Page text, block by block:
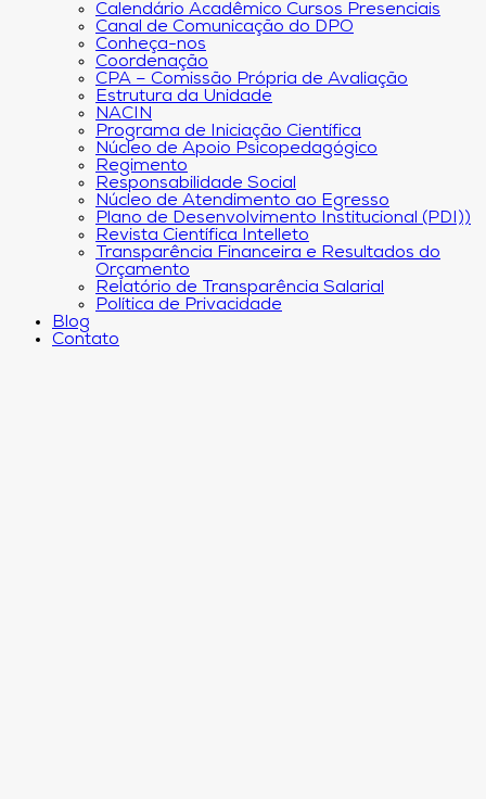
Calendário Acadêmico Cursos Presenciais
Canal de Comunicação do DPO
Conheça-nos
Coordenação
CPA – Comissão Própria de Avaliação
Estrutura da Unidade
NACIN
Programa de Iniciação Científica
Núcleo de Apoio Psicopedagógico
Regimento
Responsabilidade Social
Núcleo de Atendimento ao Egresso
Plano de Desenvolvimento Institucional (PDI))
Revista Científica Intelleto
Transparência Financeira e Resultados do
Orçamento
Relatório de Transparência Salarial
Política de Privacidade
Blog
Contato